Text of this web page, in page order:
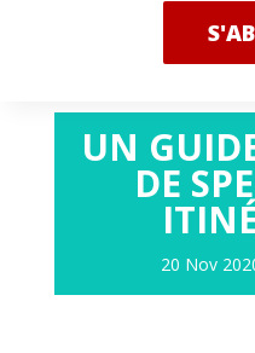
UN
DE
20 Nov